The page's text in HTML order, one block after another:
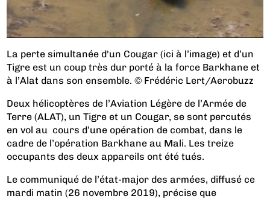
La perte simultanée d'un Cougar (ici à l’image) et d’un
Tigre est un coup très dur porté à la force Barkhane et
à l’Alat dans son ensemble. © Frédéric Lert/Aerobuzz
Deux hélicoptères de l’Aviation Légère de l’Armée de
Terre (ALAT), un Tigre et un Cougar, se sont percutés
en vol au cours d’une opération de combat, dans le
cadre de l’opération Barkhane au Mali. Les treize
occupants des deux appareils ont été tués.
Le communiqué de l’état-major des armées, diffusé ce
mardi matin (26 novembre 2019), précise que